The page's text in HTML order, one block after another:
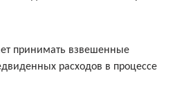
принимать взвешенные
расходов в процессе